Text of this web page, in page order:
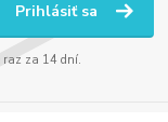
Prihlásiť sa
raz za 14 dní.